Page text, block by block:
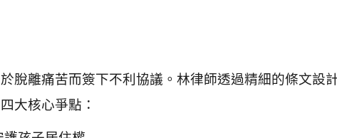
脫離痛苦而簽下不利協議。林律師透過精細的條文設
大核心爭點：